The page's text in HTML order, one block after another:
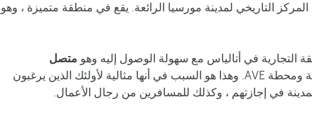
التاريخي لمدينة مورسيا الرائعة. يقع في منطقة متميزة ، وهو
التجارية في أتالياس مع سهولة الوصول إليه وهو متصل
بالطرق الدائرية الرئيسية بالمدينة ومحطة AVE. وهذا هو السبب في أنها مثالية لأولئك الذين يرغبون
في إجازتهم ، وكذلك للمسافرين من رجال الأعمال.